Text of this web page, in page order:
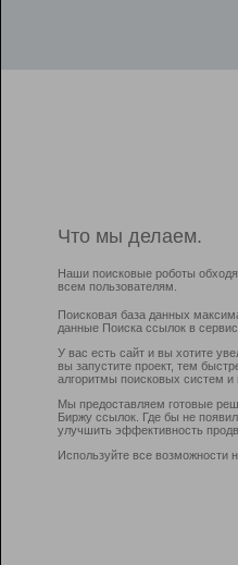
Что мы делаем.
Наши поисковые роботы
всем пользователям.
Поисковая база данных
данные Поиска ссылок в
У вас есть сайт и вы хотите
вы запустите проект, тем
алгоритмы поисковых систем
Мы предоставляем готовые
Биржу ссылок. Где бы не
улучшить эффективность
Используйте все возможности